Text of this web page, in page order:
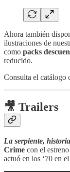
Ahora también
ilustraciones de
como packs
reducido.
Consulta el catálogo
🎥 Trailers
La serpiente,
Crime con el
actuó en los ‘70 en